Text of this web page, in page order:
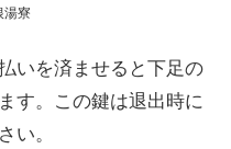
湯寮
いを済ませると下足の
す。この鍵は退出時に
い。